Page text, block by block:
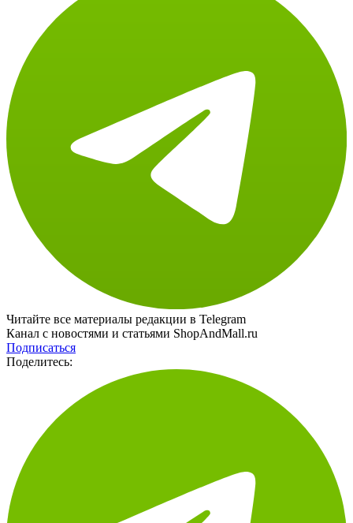
Читайте все материалы редакции в Telegram
Канал с новостями и статьями ShopAndMall.ru
Подписаться
Поделитесь: